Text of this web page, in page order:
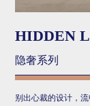
HIDDEN
隐奢系列
别出心裁的设计，